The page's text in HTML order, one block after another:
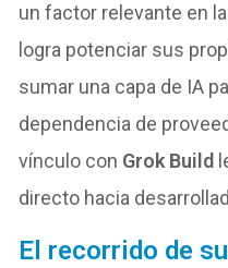
un factor relevante en
logra potenciar sus
sumar una capa de IA
dependencia de
vínculo con Grok Build
directo hacia
El recorrido de